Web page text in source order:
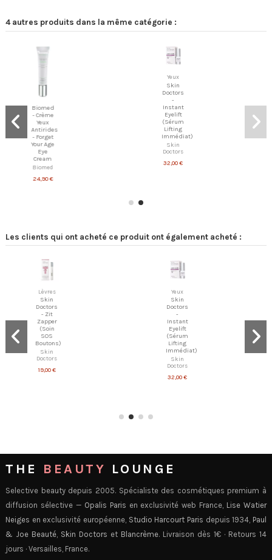
4 autres produits dans la même catégorie :
Biomed
- Crème
Antirides
- Forget
Your Age
Biomed
24,90 €
Doctors
Instant
(Sérum
Immédiat)
Doctors
32,00 €
Les clients qui ont acheté ce produit ont également acheté :
Zapper
(Soin
SOS
Boutons)
Skin
Immédiat)
THE BEAUTY LOUNGE
Selective beauty depuis 2005. Spécialiste des cosmétiques premium à
diffusion sélective — Opalis Paris en exclusivité web France, Lise Watier
Neiges en exclusivité européenne, Studio Harcourt Paris depuis 1934, Paul
& Joe Beauté, Skin Doctors et Blancrème. Livraison dès 1€ · Retours 14
jours · Versailles, France.